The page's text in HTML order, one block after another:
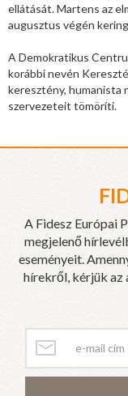
ellátását. Martens az
augusztus végén
A Demokratikus
korábbi nevén
keresztény, humanista
szervezeteit tömöríti.
A Fidesz Európai
megjelenő
eseményeit.
hírekről, kérjük